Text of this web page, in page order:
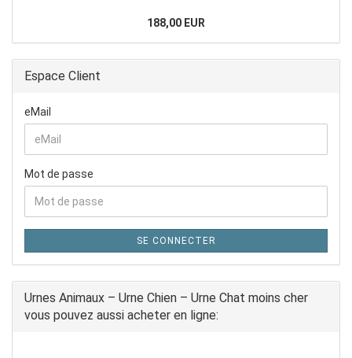
188,00 EUR
Espace Client
eMail
Mot de passe
SE CONNECTER
Urnes Animaux – Urne Chien – Urne Chat moins cher
vous pouvez aussi acheter en ligne: